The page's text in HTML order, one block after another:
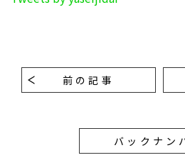
前の記事
バックナン